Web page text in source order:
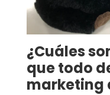
¿Cuáles
que todo
marketing